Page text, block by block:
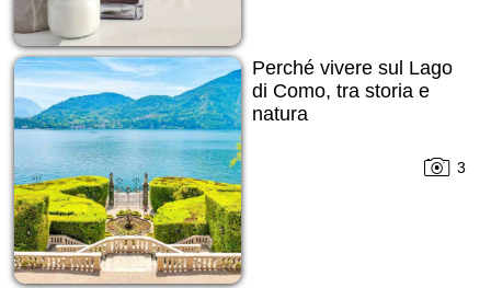
Perché vivere sul Lago
di Como, tra storia e
natura
3